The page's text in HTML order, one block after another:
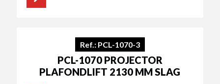
Ref.: PCL-1070-3
PCL-1070 PROJECTOR
PLAFONDLIFT 2130 MM SLAG